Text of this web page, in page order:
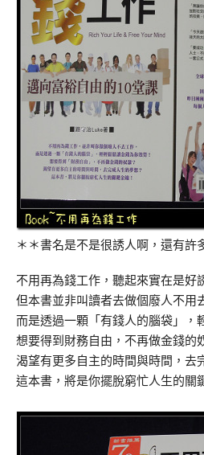
＊＊書名是不是很誘人啊，還有許
不用再為錢工作，聽起來實在是好
但本書並非叫讀者去做個廢人不用
而是透過一顆「有錢人的腦袋」，
想要得到財務自由，不再做金錢的
渴望有更多自主的時間與時間，去
這本書，將是你擺脫窮忙人生的關